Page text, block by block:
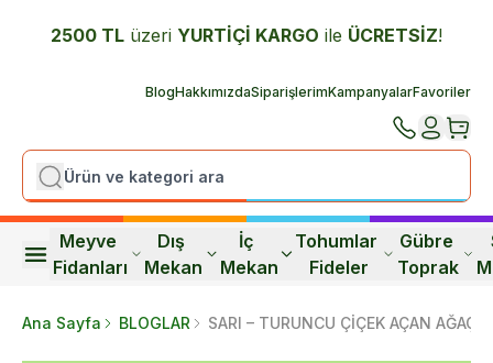
2500 TL üzeri YURTİÇİ KARGO ile ÜCRETSİZ!
BlogHakkımızdaSiparişlerimKampanyalarFavoriler
Meyve
Fidanları
Dış
Mekan
İç
Mekan
Tohumlar
Fideler
Gübre
Toprak
Ana Sayfa BLOGLAR SARI – TURUNCU ÇİÇEK AÇAN